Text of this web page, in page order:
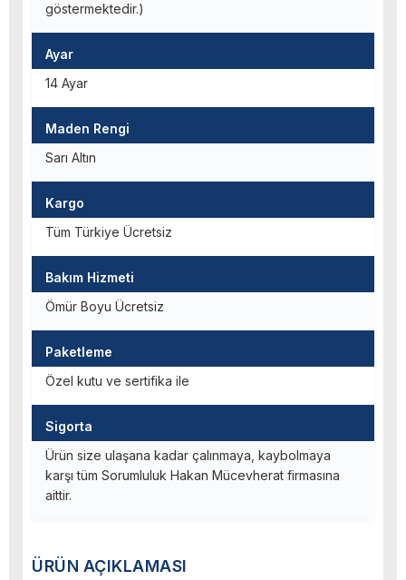
ÜRÜN AÇIKLAMASI
göstermektedir.)
Ayar
14 Ayar
Maden Rengi
Sarı Altın
Kargo
Tüm Türkiye Ücretsiz
Bakım Hizmeti
Ömür Boyu Ücretsiz
Paketleme
Özel kutu ve sertifika ile
Sigorta
Ürün size ulaşana kadar çalınmaya, kaybolmaya
karşı tüm Sorumluluk Hakan Mücevherat firmasına
aittir.